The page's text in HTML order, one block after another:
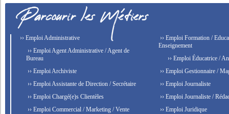
›› Emploi Administrative
›› Emploi Agent Administrative / Agent de
Bureau
›› Emploi Archiviste
›› Emploi Assistante de Direction / Secrétaire
›› Emploi Chargé(e)s Clientèles
›› Emploi Commercial / Marketing / Vente
›› Emploi Formation /
Enseignement
›› Emploi Éducatrice /
›› Emploi Gestionnaire /
›› Emploi Journaliste
›› Emploi Journaliste /
›› Emploi Juridique